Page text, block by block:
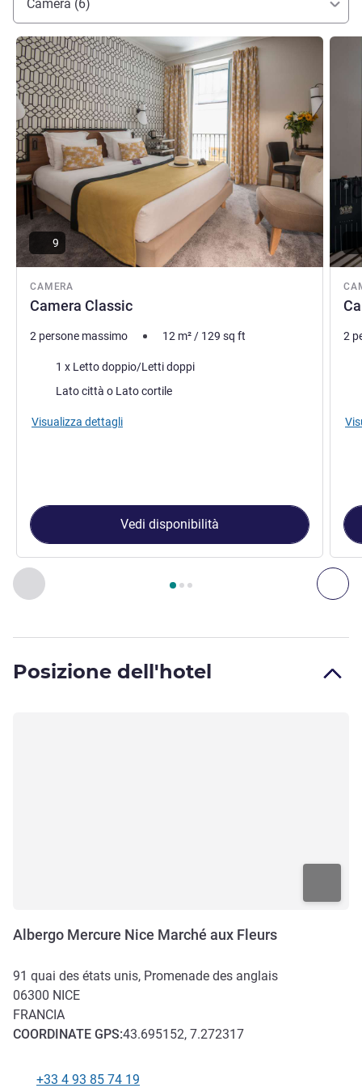
SORAYA FELLINI, Gestione hotel
Camera (6)
Precedente - Camera
Pagina , Camera 1 : Camera Classic , Camera 2 :
CAMERA
Camera Classic
Visualizza dettagli
9
2 persone massimo 12 m²/ 129 sq ft
Biancheria da letto
1 x Letto doppio/Letti doppi
Vista:
Lato città o Lato cortile
Visualizza dettagli
Vedi disponibilità
2
Posizione dell'hotel
Albergo Mercure Nice Marché aux Fleurs
91 quai des états unis, Promenade des anglais
06300 NICE
FRANCIA
COORDINATE GPS:43.695152, 7.272317
+33 4 93 85 74 19